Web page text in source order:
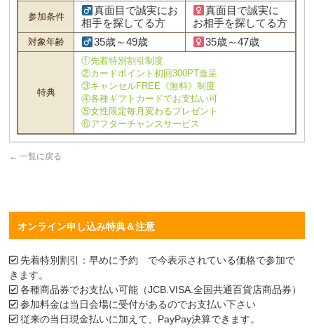
参加条件
真面目で誠実にお
相手を探してる方
真面目で誠実に
お相手を探してる方
対象年齢 35歳～49歳 35歳～47歳
特典
①先着特別割引制度
②カードポイント初回300PT進呈
③キャンセルFREE《無料》制度
④各種ギフトカードでお支払い可
⑤女性限定毎月変わるプレゼント
⑥アフターチャンスサービス
← 一覧に戻る
オンライン申し込み特典＆注意
先着特別割引：早めに予約 で今表示されている価格で参加で
きます。
各種商品券でお支払い可能（JCB.VISA.全国共通百貨店商品券）
参加料金は当日会場に受付があるのでお支払い下さい
従来の当日現金払いに加えて、PayPay決算できます。